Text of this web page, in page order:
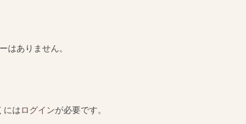
はありません。
にはログインが必要です。